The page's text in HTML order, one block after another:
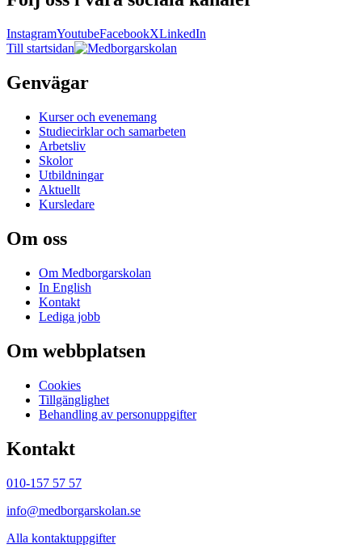
InstagramYoutubeFacebookXLinkedIn
Till startsidan
Genvägar
Kurser och evenemang
Studiecirklar och samarbeten
Arbetsliv
Skolor
Utbildningar
Aktuellt
Kursledare
Om oss
Om Medborgarskolan
In English
Kontakt
Lediga jobb
Om webbplatsen
Cookies
Tillgänglighet
Behandling av personuppgifter
Kontakt
010-157 57 57
info@medborgarskolan.se
Alla kontaktuppgifter